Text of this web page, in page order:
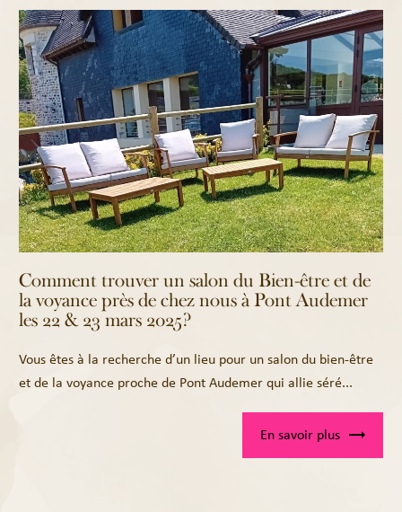
Comment trouver un salon du Bien-être et de
la voyance près de chez nous à Pont Audemer
les 22 & 23 mars 2025?
Vous êtes à la recherche d’un lieu pour un salon du bien-être
et de la voyance proche de Pont Audemer qui allie séré...
En savoir plus